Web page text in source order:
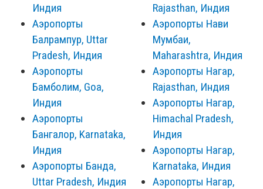
Индия
Аэропорты
Балрампур, Uttar
Pradesh, Индия
Аэропорты
Бамболим, Goa,
Индия
Аэропорты
Бангалор, Karnataka,
Индия
Аэропорты Банда,
Uttar Pradesh, Индия
Rajasthan, Индия
Аэропорты Нави
Мумбаи,
Maharashtra, Индия
Аэропорты Нагар,
Rajasthan, Индия
Аэропорты Нагар,
Himachal Pradesh,
Индия
Аэропорты Нагар,
Karnataka, Индия
Аэропорты Нагар,